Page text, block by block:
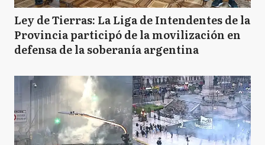
Ley de Tierras: La Liga de Intendentes de la
Provincia participó de la movilización en
defensa de la soberanía argentina